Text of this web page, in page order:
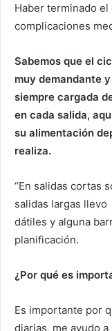
Haber terminado
complicaciones
Sabemos que el
muy demandante
siempre cargada
en cada salida,
su alimentación
realiza.
“En salidas cortas
salidas largas
dátiles y alguna
planificación.
¿Por qué es
Es importante por
diarias, me ayudo